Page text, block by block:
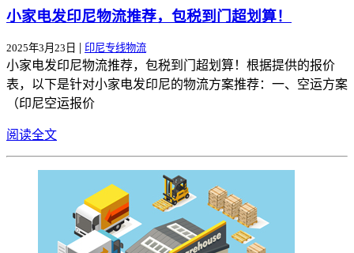
小家电发印尼物流推荐，包税到门超划算！
2025年3月23日 印尼专线物流
小家电发印尼物流推荐，包税到门超划算！根据提供的报价
表，以下是针对小家电发印尼的物流方案推荐：一、空运方案
（印尼空运报价
阅读全文